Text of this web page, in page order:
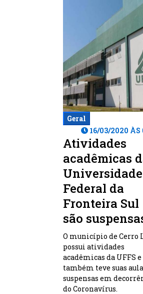
Geral
16/03/2020 ÀS
Atividades
acadêmicas
Universidade
Federal da
Fronteira Sul
são
O município de Cerro
possui atividades
acadêmicas da UFFS e
também teve suas
suspensas em
do Coronavírus.